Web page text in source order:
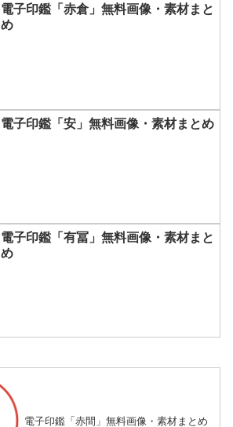
電子印鑑「赤倉」無料画像・素材まと
め
電子印鑑「安」無料画像・素材まとめ
電子印鑑「有冨」無料画像・素材まと
め
電子印鑑「赤間」無料画像・素材まとめ